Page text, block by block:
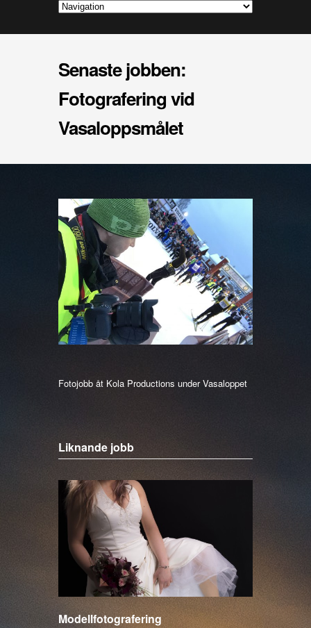
Senaste jobben:
Fotografering vid
Vasaloppsmålet
Fotojobb åt Kola Productions under Vasaloppet
Liknande jobb
Modellfotografering